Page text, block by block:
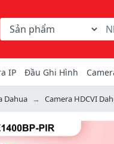
Chọn danh mục tìm kiếm
Từ khóa hoặc mã hàng
IP Đầu Ghi Hình
Dahua Camera HDCVI